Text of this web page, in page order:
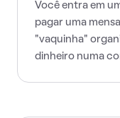
Você entra em
pagar uma
"vaquinha"
dinheiro numa